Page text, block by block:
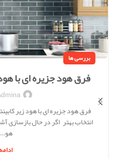
بررسی ها
فرق هود جزیره ای با
فرق هود جزیره ای با هود زیر
انتخاب بهتر اگر در حال بازسازی
هو...
ادامه